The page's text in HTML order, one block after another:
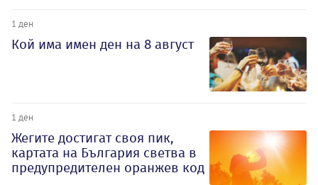
1 ден
Кой има имен ден на 8 август
1 ден
Жегите достигат своя пик,
картата на България светва в
предупредителен оранжев код